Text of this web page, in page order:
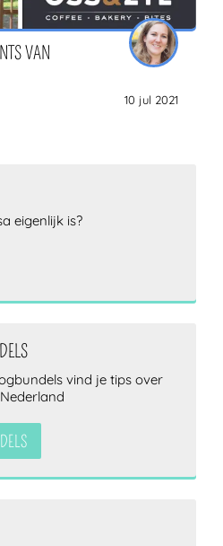
VAN
10 jul 2021
eigenlijk is?
vind je tips over